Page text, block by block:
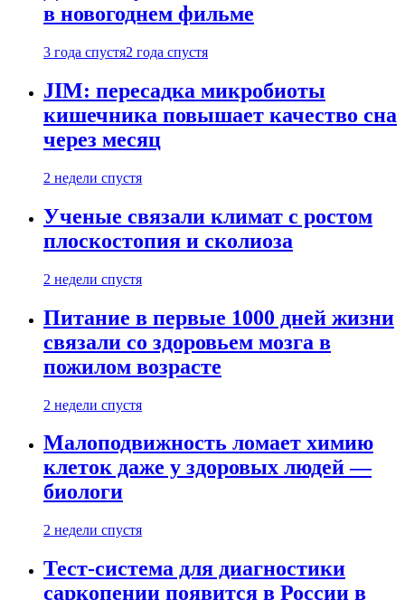
в новогоднем фильме
3 года спустя2 года спустя
JIM: пересадка микробиоты
кишечника повышает качество сна
через месяц
2 недели спустя
Ученые связали климат с ростом
плоскостопия и сколиоза
2 недели спустя
Питание в первые 1000 дней жизни
связали со здоровьем мозга в
пожилом возрасте
2 недели спустя
Малоподвижность ломает химию
клеток даже у здоровых людей —
биологи
2 недели спустя
Тест-система для диагностики
саркопении появится в России в